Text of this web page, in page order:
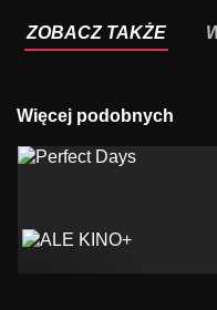
ZOBACZ TAKŻE
Więcej podobnych